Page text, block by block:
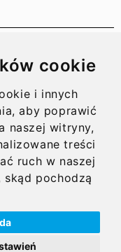
cookie
i innych
aby poprawić
naszej witryny,
treści
ruch w naszej
pochodzą
Sp. z o.o.
na wykorzystywanie plików cookie. Więcej